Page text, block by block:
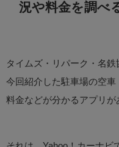
況や料金を調べ
タイムズ・リパーク・名鉄
今回紹介した駐車場の空車
料金などが分かるアプリが